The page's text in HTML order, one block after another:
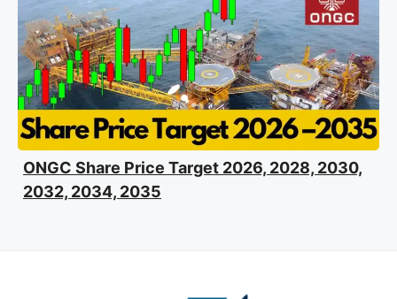
ONGC Share Price Target 2026, 2028, 2030,
2032, 2034, 2035